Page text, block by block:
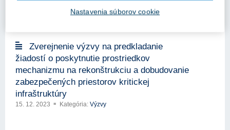
Zverejnenie výzvy na predkladanie
žiadostí o poskytnutie prostriedkov
mechanizmu na rekonštrukciu a dobudovanie
zabezpečených priestorov kritickej
infraštruktúry
15. 12. 2023 Kategória: Výzvy
Nastavenia súborov cookie